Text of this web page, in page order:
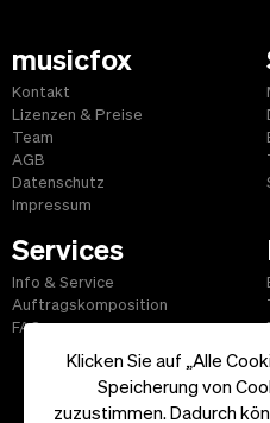
Klicken Sie auf „Alle
Speicherung von
zuzustimmen. Dadurch
musicfox
Kontakt
Lizenzen & Preise
Team
AGB
Datenschutz
Impressum
Services
Info & Service
Auftragskomposition
FAQ